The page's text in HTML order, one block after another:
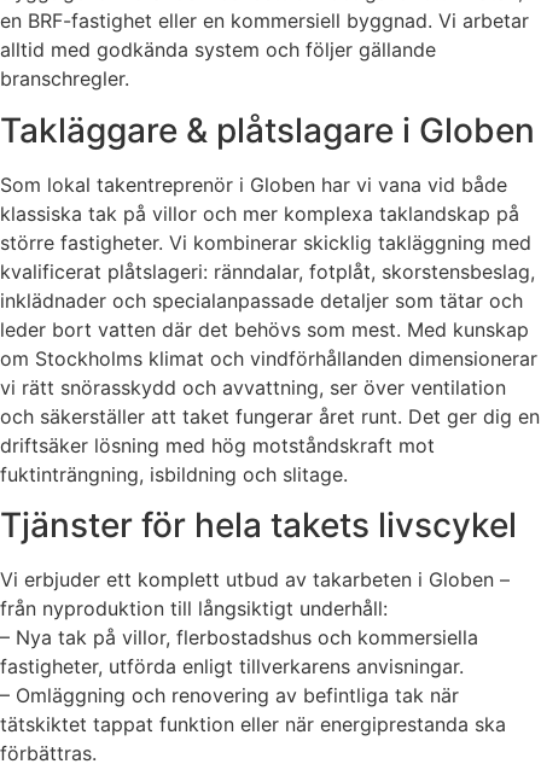
en BRF-fastighet eller en kommersiell byggnad. Vi arbetar
alltid med godkända system och följer gällande
branschregler.
Takläggare & plåtslagare i Globen
Som lokal takentreprenör i Globen har vi vana vid både
klassiska tak på villor och mer komplexa taklandskap på
större fastigheter. Vi kombinerar skicklig takläggning med
kvalificerat plåtslageri: ränndalar, fotplåt, skorstensbeslag,
inklädnader och specialanpassade detaljer som tätar och
leder bort vatten där det behövs som mest. Med kunskap
om Stockholms klimat och vindförhållanden dimensionerar
vi rätt snörasskydd och avvattning, ser över ventilation
och säkerställer att taket fungerar året runt. Det ger dig en
driftsäker lösning med hög motståndskraft mot
fuktinträngning, isbildning och slitage.
Tjänster för hela takets livscykel
Vi erbjuder ett komplett utbud av takarbeten i Globen –
från nyproduktion till långsiktigt underhåll:
– Nya tak på villor, flerbostadshus och kommersiella
fastigheter, utförda enligt tillverkarens anvisningar.
– Omläggning och renovering av befintliga tak när
tätskiktet tappat funktion eller när energiprestanda ska
förbättras.